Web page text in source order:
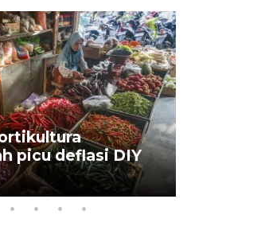
picu deflasi DIY